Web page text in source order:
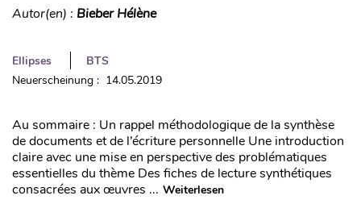
Autor(en) : Bieber Hélène
Ellipses
BTS
Neuerscheinung : 14.05.2019
Au sommaire : Un rappel méthodologique de la synthèse
de documents et de l’écriture personnelle Une introduction
claire avec une mise en perspective des problématiques
essentielles du thème Des fiches de lecture synthétiques
consacrées aux œuvres ... Weiterlesen